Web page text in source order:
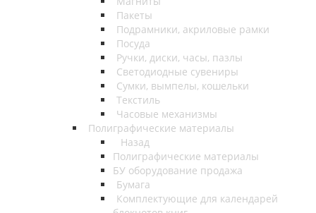
Пакеты
Подрамники, акриловые рамки
Посуда
Ручки, диски, часы, пазлы
Светодиодные сувениры
Сумки, вымпелы, кошельки
Текстиль
Часовые механизмы
Полиграфические материалы
Назад
Полиграфические материалы
БУ оборудование продажа
Бумага
Комплектующие для календарей